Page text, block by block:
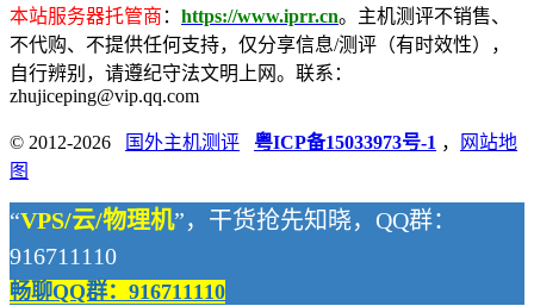
本站服务器托管商 ： https://www.iprr.cn。主机测评不销售、
不代购、不提供任何支持，仅分享信息/测评（有时效性），
自行辨别，请遵纪守法文明上网。联系：
zhujiceping@vip.qq.com
© 2012-2026 国外主机测评 粤ICP备15033973号-1 ，
网站地
图
“VPS/云/物理机”，干货抢先知晓，QQ群：
916711110
畅聊QQ群：916711110